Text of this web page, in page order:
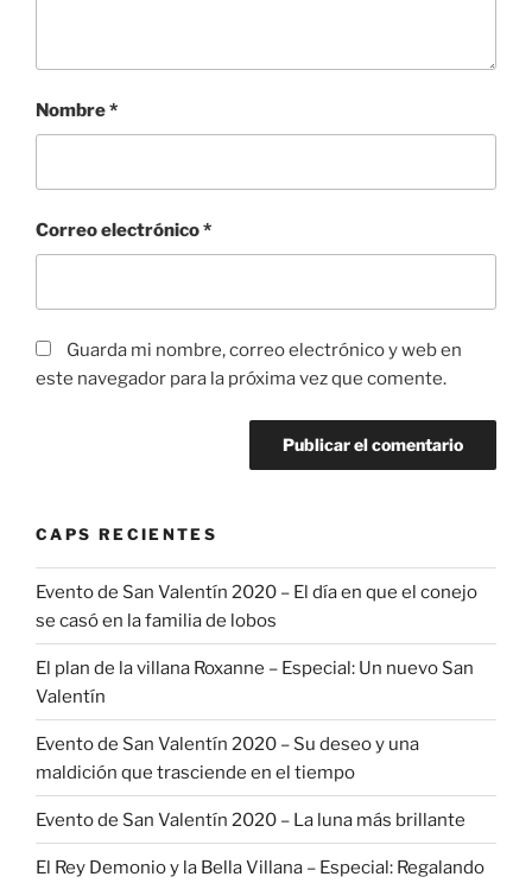
Nombre*
Correo electrónico*
Guarda mi nombre, correo electrónico y web en
este navegador para la próxima vez que comente.
CAPS RECIENTES
Evento de San Valentín 2020 – El día en que el conejo
se casó en la familia de lobos
El plan de la villana Roxanne – Especial: Un nuevo San
Valentín
Evento de San Valentín 2020 – Su deseo y una
maldición que trasciende en el tiempo
Evento de San Valentín 2020 – La luna más brillante
El Rey Demonio y la Bella Villana – Especial: Regalando